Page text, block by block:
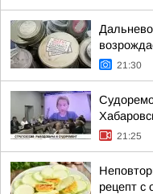
21:30
21:25
рецепт с